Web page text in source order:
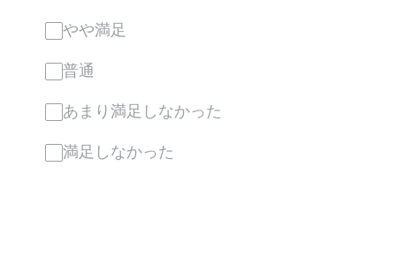
やや満足
普通
あまり満足しなかった
満足しなかった